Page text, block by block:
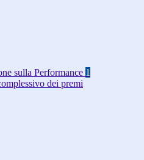
sulla Performance 1
dei premi